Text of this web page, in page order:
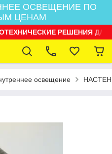
ОСВЕЩЕНИЕ ПО
ЦЕНАМ
РЕШЕНИЯ
освещение